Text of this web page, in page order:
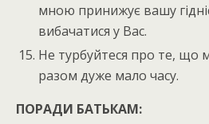
мною принижує вашу
вибачатися у Вас.
Не турбуйтеся про те, що
разом дуже мало часу.
ПОРАДИ БАТЬКАМ: